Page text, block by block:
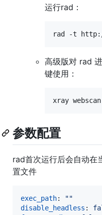
运行rad：
高级版对 rad
键使用：
参数配置
rad首次运行后会自动
置文件
exec_path: ""
disable_headless :